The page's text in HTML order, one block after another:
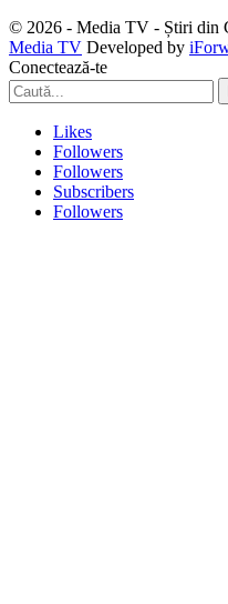
© 2026 - Media TV - Știri din
Media TV Developed by
Conectează-te
Likes
Followers
Followers
Subscribers
Followers